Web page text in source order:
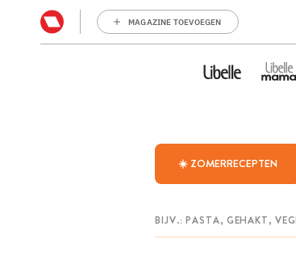
MAGAZINE TOEVOEGEN
☀️ ZOMERRECEPTEN